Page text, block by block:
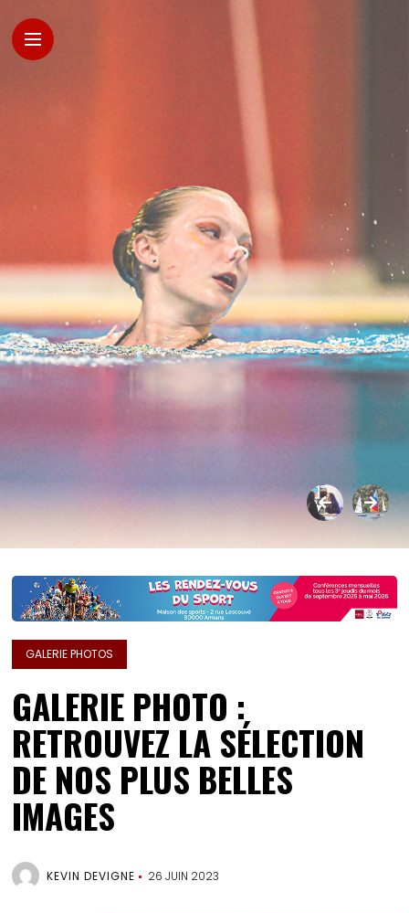
GALERIE PHOTOS
GALERIE PHOTO :
RETROUVEZ LA SÉLECTION
DE NOS PLUS BELLES
IMAGES
KEVIN DEVIGNE 26 JUIN 2023